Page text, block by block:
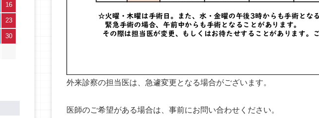
外来診察の担当医は、急遽変更となる場合がございます。
医師のご希望がある場合は、事前にお問い合わせください。
16
23
30